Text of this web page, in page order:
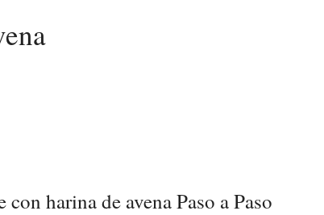
harina de avena Paso a Paso